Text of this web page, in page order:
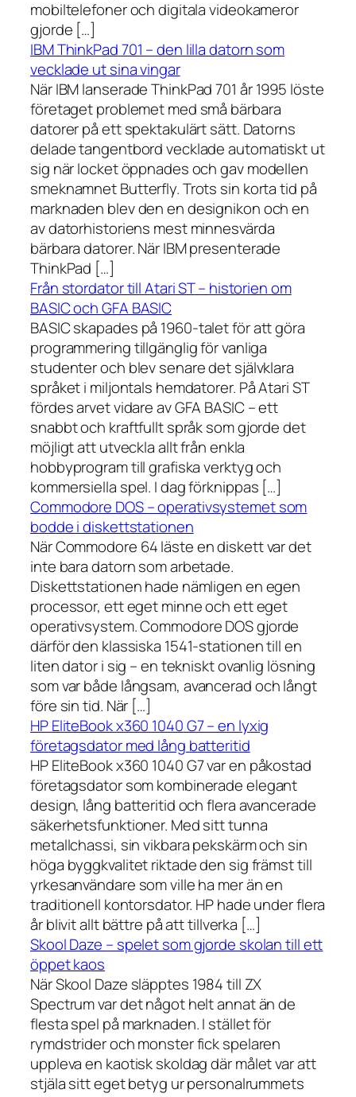
mobiltelefoner och digitala videokameror
gjorde […]
IBM ThinkPad 701 – den lilla datorn som
vecklade ut sina vingar
När IBM lanserade ThinkPad 701 år 1995 löste
företaget problemet med små bärbara
datorer på ett spektakulärt sätt. Datorns
delade tangentbord vecklade automatiskt ut
sig när locket öppnades och gav modellen
smeknamnet Butterfly. Trots sin korta tid på
marknaden blev den en designikon och en
av datorhistoriens mest minnesvärda
bärbara datorer. När IBM presenterade
ThinkPad […]
Från stordator till Atari ST – historien om
BASIC och GFA BASIC
BASIC skapades på 1960-talet för att göra
programmering tillgänglig för vanliga
studenter och blev senare det självklara
språket i miljontals hemdatorer. På Atari ST
fördes arvet vidare av GFA BASIC – ett
snabbt och kraftfullt språk som gjorde det
möjligt att utveckla allt från enkla
hobbyprogram till grafiska verktyg och
kommersiella spel. I dag förknippas […]
Commodore DOS – operativsystemet som
bodde i diskettstationen
När Commodore 64 läste en diskett var det
inte bara datorn som arbetade.
Diskettstationen hade nämligen en egen
processor, ett eget minne och ett eget
operativsystem. Commodore DOS gjorde
därför den klassiska 1541-stationen till en
liten dator i sig – en tekniskt ovanlig lösning
som var både långsam, avancerad och långt
före sin tid. När […]
HP EliteBook x360 1040 G7 – en lyxig
företagsdator med lång batteritid
HP EliteBook x360 1040 G7 var en påkostad
företagsdator som kombinerade elegant
design, lång batteritid och flera avancerade
säkerhetsfunktioner. Med sitt tunna
metallchassi, sin vikbara pekskärm och sin
höga byggkvalitet riktade den sig främst till
yrkesanvändare som ville ha mer än en
traditionell kontorsdator. HP hade under flera
år blivit allt bättre på att tillverka […]
Skool Daze – spelet som gjorde skolan till ett
öppet kaos
När Skool Daze släpptes 1984 till ZX
Spectrum var det något helt annat än de
flesta spel på marknaden. I stället för
rymdstrider och monster fick spelaren
uppleva en kaotisk skoldag där målet var att
stjäla sitt eget betyg ur personalrummets